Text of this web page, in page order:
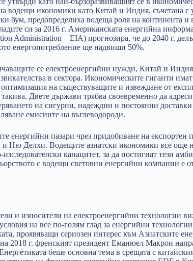
водещи икономики като Китай и Индия, съчетана с
бум, предопределиха водеща роля на континента и
си за 2016 г. Американската енергийна
Administration – EIA) прогнозира, че до 2040 г.
енергопотребление ще надвиши 50%.
се електроенергийни нужди, Китай и Индия
в сектора. Икономическите гиганти
на съществуващите и извеждане от
Двете държави трябва своевременно да
на сигурни, надеждни и постоянни доставки
емисиите на въглеводороди.
енергийни пазари чрез придобиване на експортен
и Ню Делхи. Водещите азиатски икономики все още
капацитет, за да постигнат тези
с водещи световни енергийни компании е
и износители на електроенергийни технологии
на все по-голям глад за енергийни
проявяващи сериозен интерес към Азиатските
2018 г. френският президент Еманюел Макрон
беше основна тема в срещата с